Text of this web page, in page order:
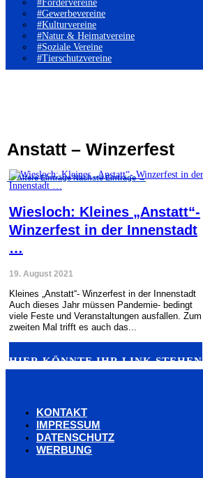
#Fördervereine
#Gewerbevereine
#Kulturvereine
#Natur & Heimatvereine
#Soziale Vereine
#Tierschutzvereine
Anstatt – Winzerfest
←Ältere Einträge Nächste Einträge→
Wiesloch: Kleines „Anstatt“-
Winzerfest in der Innenstadt
…
19. August 2021
Kleines „Anstatt“- Winzerfest in der Innenstadt
Auch dieses Jahr müssen Pandemie- bedingt
viele Feste und Veranstaltungen ausfallen. Zum
zweiten Mal trifft es auch das...
HIER KÖNNTE IHR LINK STEHEN
KONTAKT
IMPRESSUM
DATENSCHUTZ
WERBUNG